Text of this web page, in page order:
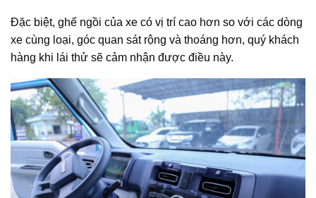
Đặc biệt, ghế ngồi của xe có vị trí cao hơn so với các dòng
xe cùng loại, góc quan sát rộng và thoáng hơn, quý khách
hàng khi lái thử sẽ cảm nhận được điều này.